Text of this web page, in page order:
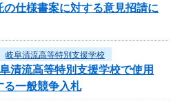
仕様書案に対する意見招請に
岐阜清流高等特別支援学校
清流高等特別支援学校で使用
る一般競争入札